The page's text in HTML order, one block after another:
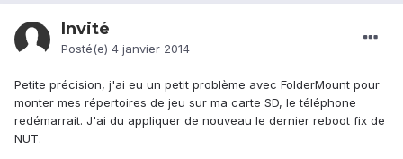
Invité
Posté(e) 4 janvier 2014
Petite précision, j'ai eu un petit problème avec FolderMount pour
monter mes répertoires de jeu sur ma carte SD, le téléphone
redémarrait. J'ai du appliquer de nouveau le dernier reboot fix de
NUT.